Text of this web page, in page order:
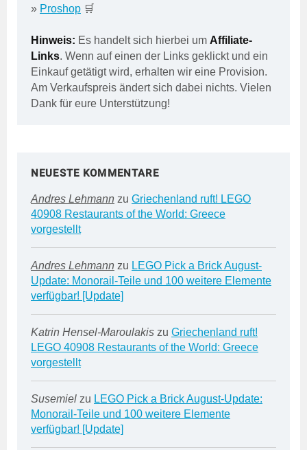
» Proshop 🛒
Hinweis: Es handelt sich hierbei um Affiliate-
Links. Wenn auf einen der Links geklickt und ein
Einkauf getätigt wird, erhalten wir eine Provision.
Am Verkaufspreis ändert sich dabei nichts. Vielen
Dank für eure Unterstützung!
NEUESTE KOMMENTARE
Andres Lehmann zu Griechenland ruft! LEGO
40908 Restaurants of the World: Greece
vorgestellt
Andres Lehmann zu LEGO Pick a Brick August-
Update: Monorail-Teile und 100 weitere Elemente
verfügbar! [Update]
Katrin Hensel-Maroulakis zu Griechenland ruft!
LEGO 40908 Restaurants of the World: Greece
vorgestellt
Susemiel zu LEGO Pick a Brick August-Update:
Monorail-Teile und 100 weitere Elemente
verfügbar! [Update]